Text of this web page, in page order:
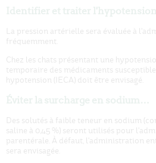
La pression artérielle sera évaluée à
fréquemment.
Chez les chats présentant une
temporaire des médicaments
hypotension (IECA) doit être envisagé.
Des solutés à faible teneur en sodium
saline à 0,45 %) seront utilisés pour
parentérale. À défaut, l'administration
sera envisagée.